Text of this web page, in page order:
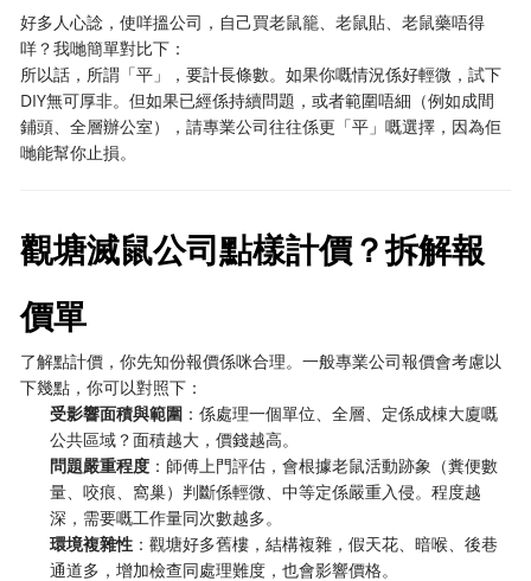
好多人心諗，使咩搵公司，自己買老鼠籠、老鼠貼、老鼠藥唔得
咩？我哋簡單對比下：
所以話，所謂「平」，要計長條數。如果你嘅情況係好輕微，試下
DIY無可厚非。但如果已經係持續問題，或者範圍唔細（例如成間
鋪頭、全層辦公室），請專業公司往往係更「平」嘅選擇，因為佢
哋能幫你止損。
觀塘滅鼠公司點樣計價？拆解報
價單
了解點計價，你先知份報價係咪合理。一般專業公司報價會考慮以
下幾點，你可以對照下：
受影響面積與範圍 ：係處理一個單位、全層、定係成棟大廈嘅
公共區域？面積越大，價錢越高。
問題嚴重程度 ：師傅上門評估，會根據老鼠活動跡象（糞便數
量、咬痕、窩巢）判斷係輕微、中等定係嚴重入侵。程度越
深，需要嘅工作量同次數越多。
環境複雜性 ：觀塘好多舊樓，結構複雜，假天花、暗喉、後巷
通道多，增加檢查同處理難度，也會影響價格。